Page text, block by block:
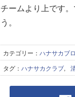
チームより上です
う。
カテゴリー： ハナサカブ
タグ： ハナサカクラブ,